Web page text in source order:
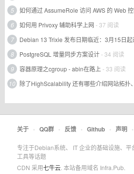
5
如何通过 AssumeRole 访问 AWS 的 Web
6
如何用 Privoxy 辅助科学上网 - 37 阅读
7
Debian 13 Trixie 发布日期临近：3月15日
8
PostgreSQL 增量同步方案设计- 34 阅读
9
容器原理之cgroup - abin在路上 - 33 阅读
10 除了HighScalability 还有哪些介绍网站拓扑
关于 • QQ群 • 反馈 • Github • 声明 •
专注于Debian系统、 IT 企业的基础设施、
工具等话题
CDN 采用七牛云 . 本站备用域名 Infra.Pub.